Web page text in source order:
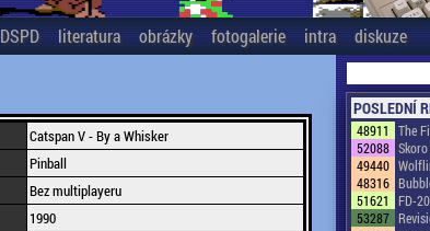
DSPD literatura obrázky fotogalerie intra diskuze
Catspan V - By a Whisker
Pinball
Bez multiplayeru
1990
POSLEDNÍ
48911
The
52088
49440
48316
51621
FD-
53287